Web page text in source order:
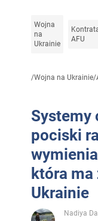
Wojna
na
Ukrainie
AFU
/Wojna na Ukrainie/
Systemy
pociski
która
Ukrainie
Nadiya